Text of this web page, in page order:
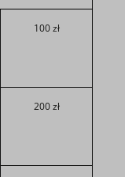
100 zł
200 zł